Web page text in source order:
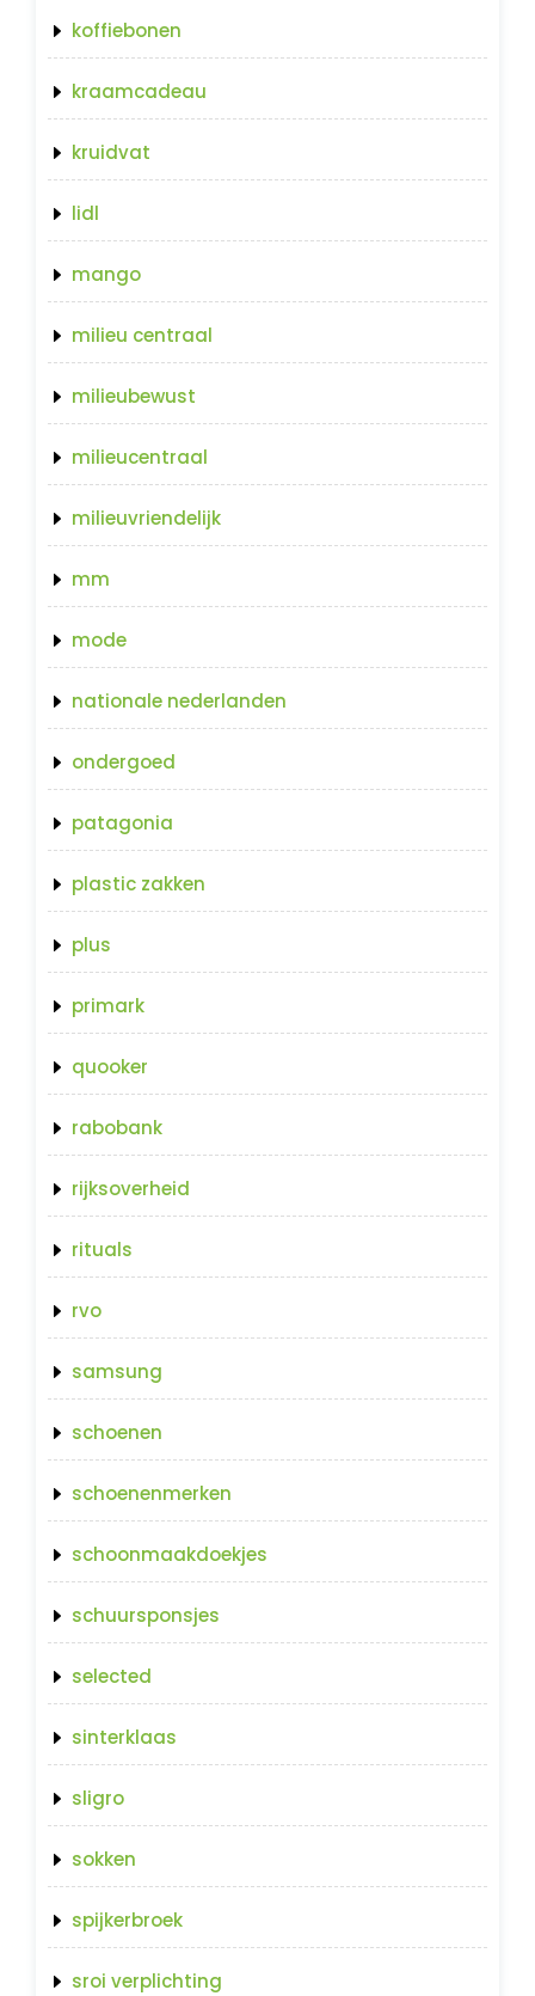
koffiebonen
kraamcadeau
kruidvat
lidl
mango
milieu centraal
milieubewust
milieucentraal
milieuvriendelijk
mm
mode
nationale nederlanden
ondergoed
patagonia
plastic zakken
plus
primark
quooker
rabobank
rijksoverheid
rituals
rvo
samsung
schoenen
schoenenmerken
schoonmaakdoekjes
schuursponsjes
selected
sinterklaas
sligro
sokken
spijkerbroek
sroi verplichting